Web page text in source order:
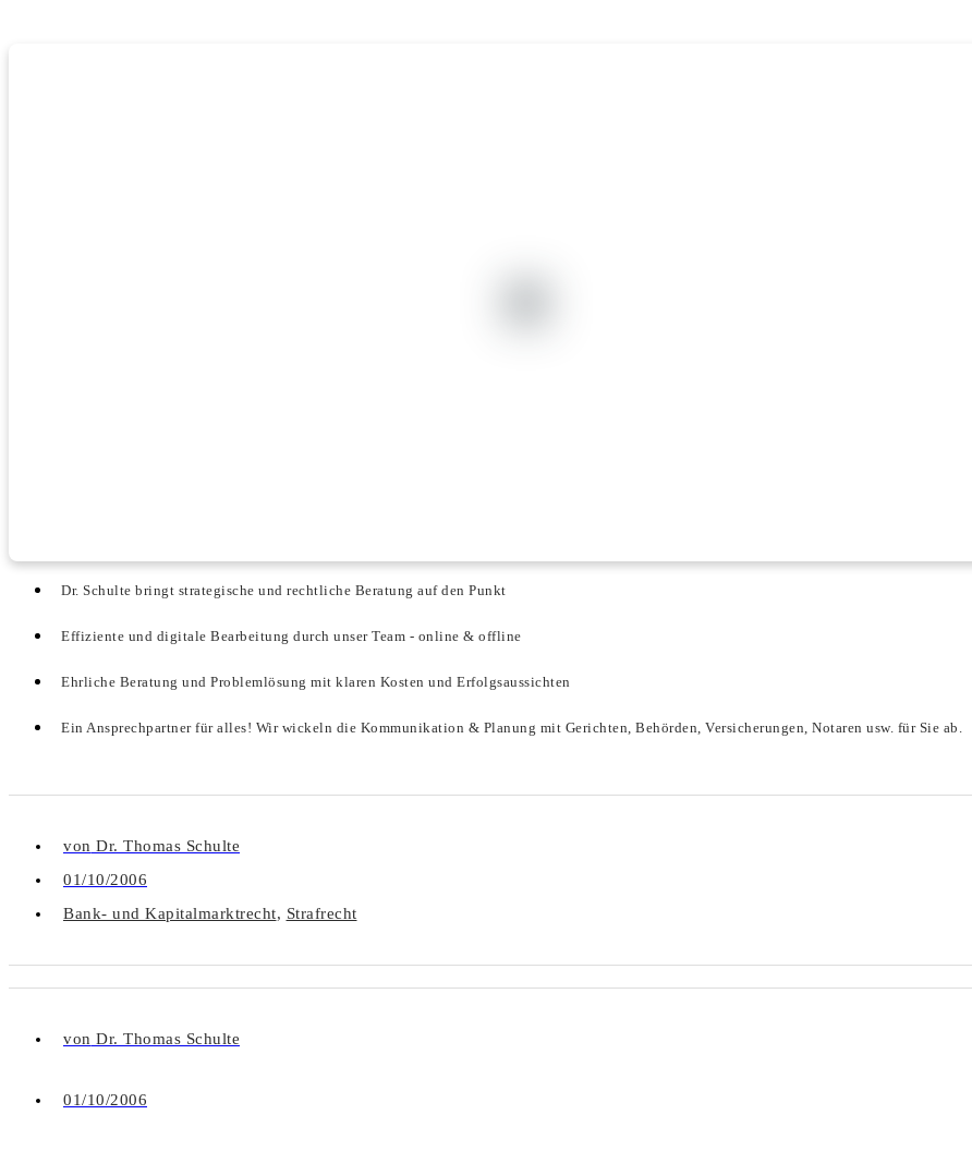
Dr. Schulte bringt strategische und rechtliche Beratung auf den Punkt
Effiziente und digitale Bearbeitung durch unser Team - online & offline
Ehrliche Beratung und Problemlösung mit klaren Kosten und Erfolgsaussichten
Ein Ansprechpartner für alles! Wir wickeln die Kommunikation & Planung mit Gerichten, Behörden, Versicherungen, Notaren usw. für Sie ab.
von Dr. Thomas Schulte
01/10/2006
Bank- und Kapitalmarktrecht, Strafrecht
von Dr. Thomas Schulte
01/10/2006